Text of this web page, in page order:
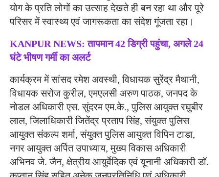
योग के प्रति लोगों का उत्साह देखते ही बन रहा था और पूरे
परिसर में स्वास्थ्य एवं जागरूकता का संदेश गूंजता रहा।
KANPUR NEWS: तापमान 42 डिग्री पहुंचा, अगले 24
घंटे भीषण गर्मी का अलर्ट
कार्यक्रम में सांसद रमेश अवस्थी, विधायक सुरेंद्र मैथानी,
विधायक सरोज कुरील, एमएलसी अरुण पाठक, जनपद के
नोडल अधिकारी एस. सुंदरम एम.के., पुलिस आयुक्त रघुबीर
लाल, जिलाधिकारी जितेंद्र प्रताप सिंह, संयुक्त पुलिस
आयुक्त संकल्प शर्मा, संयुक्त पुलिस आयुक्त विपिन टाडा,
नगर आयुक्त अर्पित उपाध्याय, मुख्य विकास अधिकारी
अभिनव जे. जैन, क्षेत्रीय आयुर्वेदिक एवं यूनानी अधिकारी डॉ.